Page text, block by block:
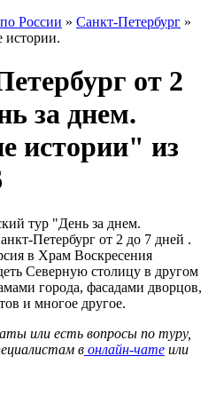
России » Санкт-Петербург »
истории.
от 2
за днем.
истории" из
тур "День за днем.
Петербург от 2 до 7 дней .
в Храм Воскресения
Северную столицу в другом
города, фасадами дворцов,
и многое другое.
или есть вопросы по туру,
в онлайн-чате или